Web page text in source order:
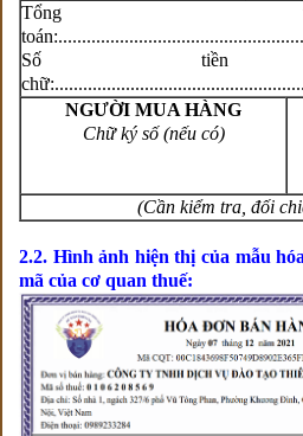
Tổng
Số tiền
NGƯỜI MUA HÀNG
Chữ ký số (nếu có)
(Cần kiểm tra, đối
2.2. Hình ảnh hiện thị của mẫu
mã của cơ quan thuế: